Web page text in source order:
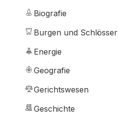
Biografie
Burgen und Schlösser
Energie
Geografie
Gerichtswesen
Geschichte